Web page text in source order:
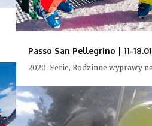
Passo San Pellegrino | 11-
2020, Ferie, Rodzinne wyprawy